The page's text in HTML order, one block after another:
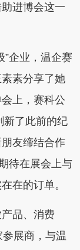
进博会这一
企业，温企赛
素分享了她
上，赛科公
新了此前的纪
友缔结合作
待在展会上与
在的订单。
品、消费
展商，与温